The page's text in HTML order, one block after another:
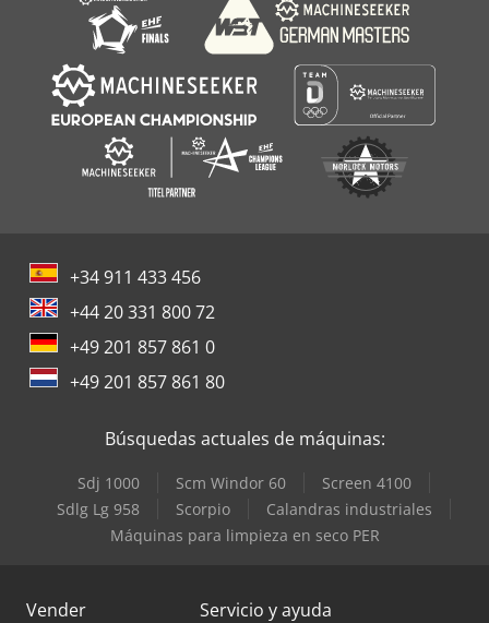
+34 911 433 456
+44 20 331 800 72
+49 201 857 861 0
+49 201 857 861 80
Búsquedas actuales de máquinas:
Sdj 1000 Scm Windor 60
Screen 4100
Sdlg Lg 958
Scorpio
Calandras industriales
Máquinas para limpieza en seco PER
Vender Servicio y ayuda